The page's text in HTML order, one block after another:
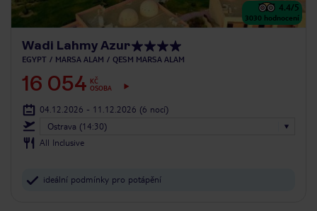
4.4/5
3030 hodnocení
Wadi Lahmy Azur
EGYPT MARSA ALAM QESM MARSA ALAM
16 054 KČ
OSOBA
04.12.2026 - 11.12.2026 (6 nocí)
Ostrava (14:30)
All Inclusive
ideální podmínky pro potápění